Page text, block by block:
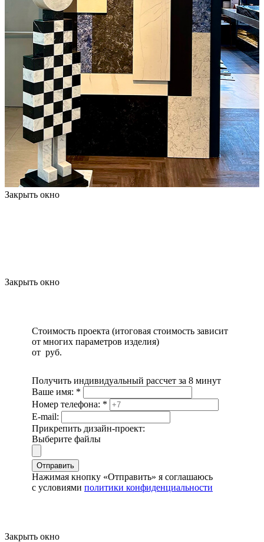
Закрыть окно
Закрыть окно
Стоимость проекта (итоговая стоимость зависит
от многих параметров изделия)
от руб.
Получить индивидуальный рассчет за 8 минут
Ваше имя: *
Номер телефона: *
E-mail:
Прикрепить дизайн-проект:
Выберите файлы
Отправить
Нажимая кнопку «Отправить» я соглашаюсь
с условиями политики конфиденциальности
Закрыть окно